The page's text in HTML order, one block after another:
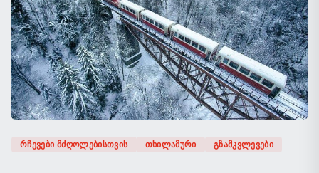
ᲠᲩᲔᲕᲔᲑᲘ ᲛᲫᲦᲝᲚᲔᲑᲘᲡᲗᲕᲘᲡ ᲗᲮᲘᲚᲐᲛᲣᲠᲘ ᲒᲖᲐᲛᲙᲕᲚᲔᲕᲔᲑᲘ